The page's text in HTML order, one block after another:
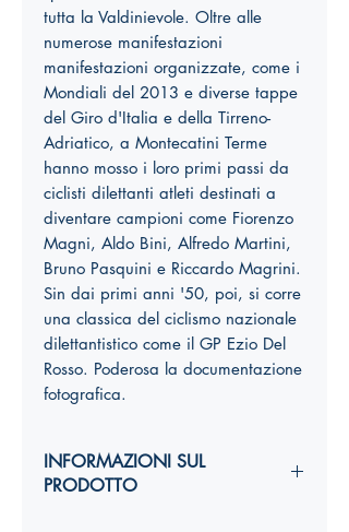
tutta la Valdinievole. Oltre alle
numerose manifestazioni
manifestazioni organizzate, come i
Mondiali del 2013 e diverse tappe
del Giro d'Italia e della Tirreno-
Adriatico, a Montecatini Terme
hanno mosso i loro primi passi da
ciclisti dilettanti atleti destinati a
diventare campioni come Fiorenzo
Magni, Aldo Bini, Alfredo Martini,
Bruno Pasquini e Riccardo Magrini.
Sin dai primi anni '50, poi, si corre
una classica del ciclismo nazionale
dilettantistico come il GP Ezio Del
Rosso. Poderosa la documentazione
fotografica.
INFORMAZIONI SUL
PRODOTTO